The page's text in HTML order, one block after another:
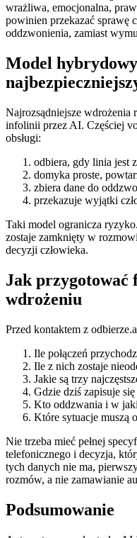
wrażliwa, emocjonalna,
powinien przekazać sprawę
oddzwonienia, zamiast
Model
Najrozsądniejsze wdrożenia
infolinii przez AI. Częściej
obsługi:
odbiera, gdy linia jest
domyka proste,
zbiera dane do
przekazuje wyjątki
Taki model ogranicza
zostaje zamknięty w
decyzji człowieka.
Jak przygotować
wdrożeniu
Przed kontaktem z
Ile połączeń
Ile z nich zostaje
Jakie są trzy
Gdzie dziś zapisuje
Kto oddzwania i w
Które sytuacje muszą
Nie trzeba mieć pełnej
telefonicznego i decyzja,
tych danych nie ma,
rozmów, a nie zamawianie
Podsumowanie